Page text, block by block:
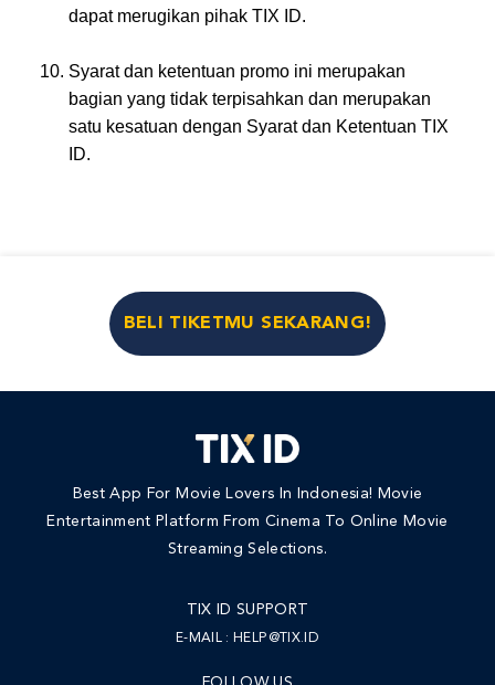
dapat merugikan pihak TIX ID.
Syarat dan ketentuan promo ini merupakan
bagian yang tidak terpisahkan dan merupakan
satu kesatuan dengan Syarat dan Ketentuan TIX
ID.
BELI TIKETMU SEKARANG!
Best App For Movie Lovers In Indonesia! Movie
Entertainment Platform From Cinema To Online Movie
Streaming Selections.
TIX ID SUPPORT
E-MAIL : HELP@TIX.ID